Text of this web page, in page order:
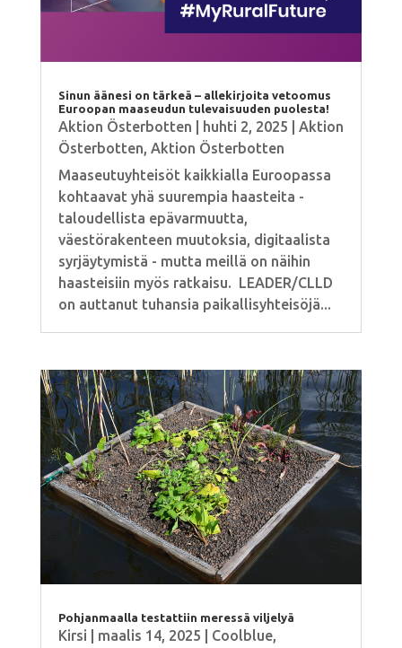
Sinun äänesi on tärkeä – allekirjoita vetoomus
Euroopan maaseudun tulevaisuuden puolesta!
Aktion Österbotten huhti 2, 2025
Aktion
Österbotten, Aktion Österbotten
Maaseutuyhteisöt kaikkialla Euroopassa
kohtaavat yhä suurempia haasteita -
taloudellista epävarmuutta,
väestörakenteen muutoksia, digitaalista
syrjäytymistä - mutta meillä on näihin
haasteisiin myös ratkaisu. LEADER/CLLD
on auttanut tuhansia paikallisyhteisöjä...
Pohjanmaalla testattiin meressä viljelyä
Kirsi maalis 14, 2025 Coolblue,